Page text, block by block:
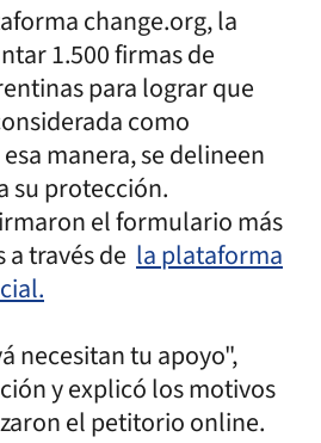
change.org, la
1.500 firmas de
para lograr que
como
manera, se delineen
su protección.
el formulario más
a través de la plataforma
necesitan tu apoyo",
y explicó los motivos
el petitorio online.